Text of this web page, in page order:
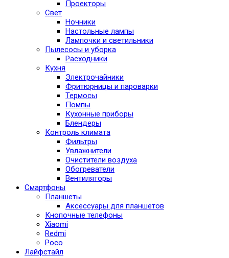
Проекторы
Свет
Ночники
Настольные лампы
Лампочки и светильники
Пылесосы и уборка
Расходники
Кухня
Электрочайники
Фритюрницы и пароварки
Термосы
Помпы
Кухонные приборы
Блендеры
Контроль климата
Фильтры
Увлажнители
Очистители воздуха
Обогреватели
Вентиляторы
Смартфоны
Планшеты
Аксессуары для планшетов
Кнопочные телефоны
Xiaomi
Redmi
Poco
Лайфстайл